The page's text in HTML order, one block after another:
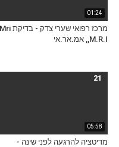
01:24
מרכז רפואי שערי צדק - בדיקת Mri
,M.R.I, אמ.אר.אי
05:58
21
מדיטציה להרגעה לפני שינה -